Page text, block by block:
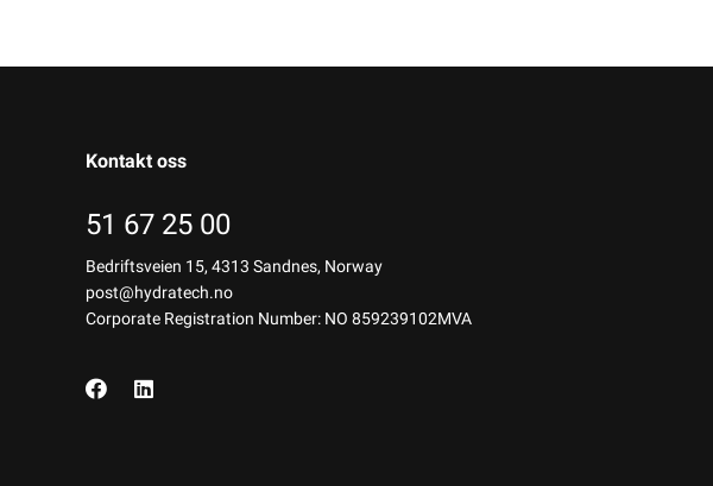
Kontakt oss
51 67 25 00
Bedriftsveien 15, 4313 Sandnes, Norway
post@hydratech.no
Corporate Registration Number: NO 859239102MVA